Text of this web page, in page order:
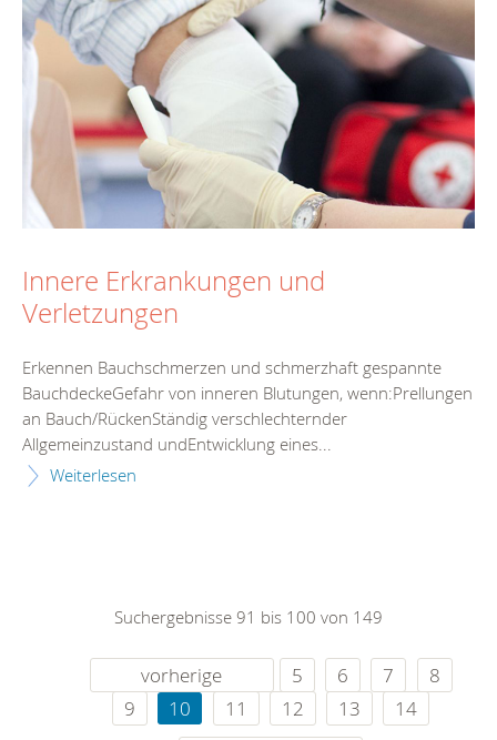
Innere Erkrankungen und
Verletzungen
Erkennen Bauchschmerzen und schmerzhaft gespannte
BauchdeckeGefahr von inneren Blutungen, wenn:Prellungen
an Bauch/RückenStändig verschlechternder
Allgemeinzustand undEntwicklung eines...
Weiterlesen
Suchergebnisse 91 bis 100 von 149
vorherige 5 6 7
8
9
10 11 12 13
14